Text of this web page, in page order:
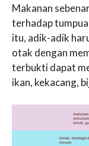
Makanan
terhadap
itu, adik-adik
otak dengan
terbukti dapat
ikan, kekacang,